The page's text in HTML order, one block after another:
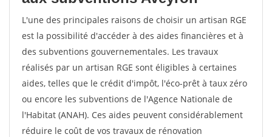
L'une des principales raisons de choisir un artisan RGE
est la possibilité d'accéder à des aides financières et à
des subventions gouvernementales. Les travaux
réalisés par un artisan RGE sont éligibles à certaines
aides, telles que le crédit d'impôt, l'éco-prêt à taux zéro
ou encore les subventions de l'Agence Nationale de
l'Habitat (ANAH). Ces aides peuvent considérablement
réduire le coût de vos travaux de rénovation